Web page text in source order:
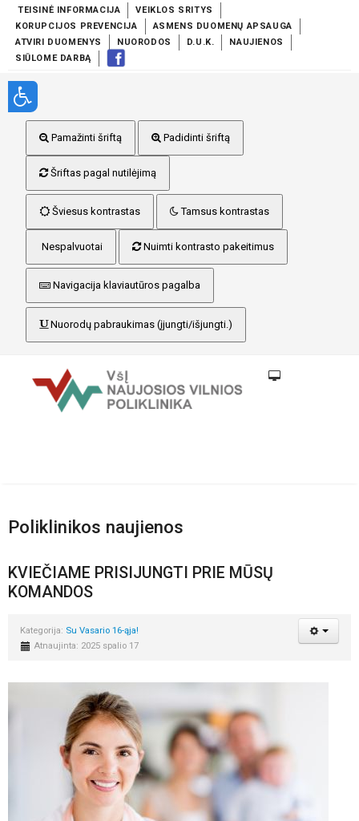
TEISINĖ INFORMACIJA
VEIKLOS SRITYS
KORUPCIJOS PREVENCIJA
ASMENS DUOMENŲ APSAUGA
ATVIRI DUOMENYS
NUORODOS D.U.K.
NAUJIENOS
SIŪLOME DARBĄ
Pamažinti šriftą Padidinti šriftą
Šriftas pagal nutilėjimą
Šviesus kontrastas Tamsus kontrastas
Nespalvuotai Nuimti kontrasto pakeitimus
Navigacija klaviautūros pagalba
Nuorodų pabraukimas (įjungti/išjungti.)
Poliklinikos naujienos
KVIEČIAME PRISIJUNGTI PRIE MŪSŲ
KOMANDOS
Kategorija: Su Vasario 16-ąja!
Atnaujinta: 2025 spalio 17